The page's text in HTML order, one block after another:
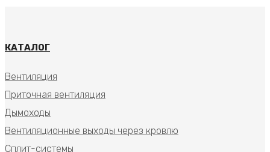
КАТАЛОГ
Вентиляция
Приточная вентиляция
Дымоходы
Вентиляционные выходы через кровлю
Сплит-системы